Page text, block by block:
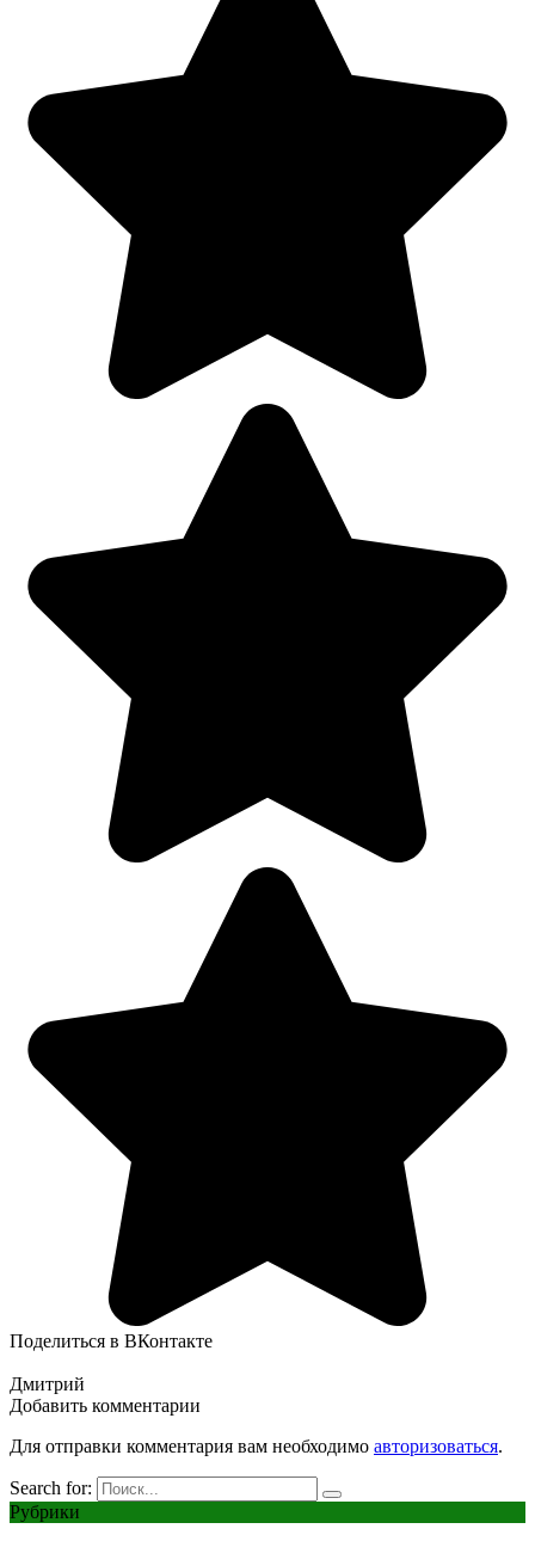
Поделиться в ВКонтакте
Дмитрий
Добавить комментарии
Для отправки комментария вам необходимо авторизоваться.
Search for:
Рубрики